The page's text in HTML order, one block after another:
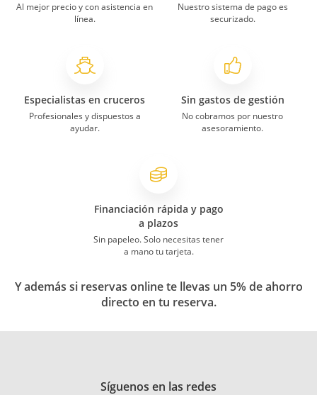
Al mejor precio y con asistencia en
línea.
Nuestro sistema de pago es
securizado.
Especialistas en cruceros
Profesionales y dispuestos a
ayudar.
Sin gastos de gestión
No cobramos por nuestro
asesoramiento.
Financiación rápida y pago
a plazos
Sin papeleo. Solo necesitas tener
a mano tu tarjeta.
Y además si reservas online te llevas un 5% de ahorro
directo en tu reserva.
Síguenos en las redes